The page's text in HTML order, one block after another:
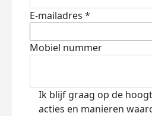
E-mailadres *
Mobiel nummer
Ik blijf graag op de
acties en manieren